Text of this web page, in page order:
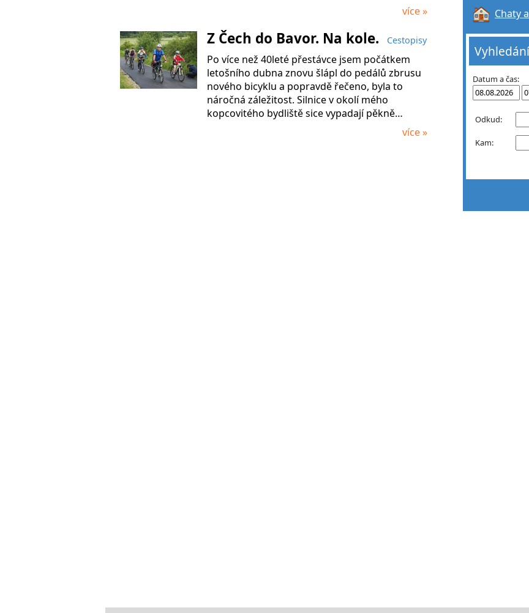
více »
Z Čech do Bavor. Na kole. Cestopisy
Po více než 40leté přestávce jsem počátkem
letošního dubna znovu šlápl do pedálů zbrusu
nového bicyklu a popravdě řečeno, byla to
náročná záležitost. Silnice v okolí mého
kopcovitého bydliště sice vypadají pěkně…
více »
Chaty
Datum a čas:
Odkud:
Kam: